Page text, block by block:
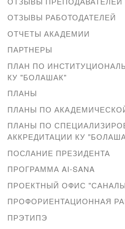
ОТЗЫВЫ РАБОТОДАТЕЛЕЙ
ОТЧЕТЫ АКАДЕМИИ
ПАРТНЕРЫ
ПЛАН ПО
КУ "БОЛАШАК"
ПЛАНЫ
ПЛАНЫ ПО
ПЛАНЫ ПО
АККРЕДИТАЦИИ КУ
ПОСЛАНИЕ ПРЕЗИДЕНТА
ПРОГРАММА AI-SANA
ПРОЕКТНЫЙ ОФИС
ПРОФОРИЕНТАЦИОННАЯ
ПРЭТИПЭ